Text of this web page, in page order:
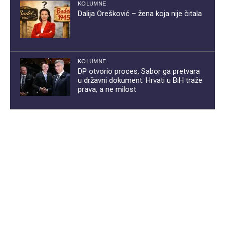
KOLUMNE
Dalija Orešković – žena koja nije čitala
KOLUMNE
DP otvorio proces, Sabor ga pretvara
u državni dokument: Hrvati u BiH traže
prava, a ne milost